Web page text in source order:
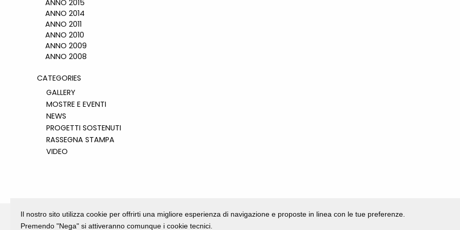
ANNO 2015
ANNO 2014
ANNO 2011
ANNO 2010
ANNO 2009
ANNO 2008
CATEGORIES
GALLERY
MOSTRE E EVENTI
NEWS
PROGETTI SOSTENUTI
RASSEGNA STAMPA
VIDEO
Il nostro sito utilizza cookie per offrirti una migliore esperienza di navigazione e proposte in linea con le tue preferenze.
Premendo "Nega" si attiveranno comunque i cookie tecnici.